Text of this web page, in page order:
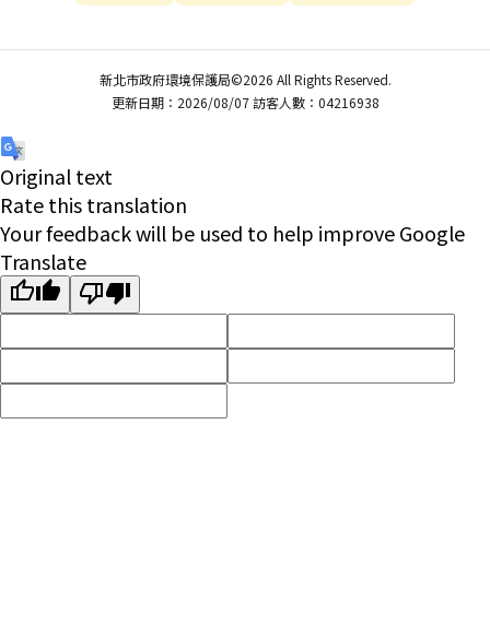
新北市政府環境保護局©2026 All Rights Reserved.
更新日期：2026/08/07 訪客人數：04216938
Original text
Rate this translation
Your feedback will be used to help improve Google
Translate